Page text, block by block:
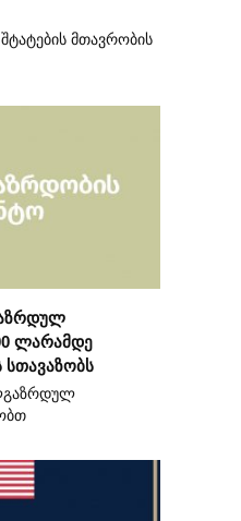
მთავრობის
ლარამდე
სთავაზობს